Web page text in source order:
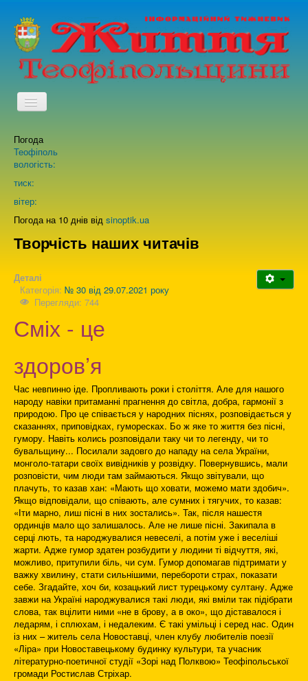
TPL_PROTOSTAR_TOGGLE_MENU
Про нас
Погода
Теофіполь
вологість:
тиск:
вітер:
Погода на 10 днів від sinoptik.ua
Творчість наших читачів
Деталі
Категорія: № 30 від 29.07.2021 року
Перегляди: 744
Сміх - це
здоров’я
Час невпинно іде. Пропливають роки і століття. Але для нашого
народу навіки притаманні прагнення до світла, добра, гармонії з
природою. Про це співається у народних піснях, розповідається у
сказаннях, приповідках, гуморесках. Бо ж яке то життя без пісні,
гумору. Навіть колись розповідали таку чи то легенду, чи то
бувальщину... Посилали задовго до нападу на села України,
монголо-татари своїх вивідників у розвідку. Повернувшись, мали
розповісти, чим люди там займаються. Якщо звітували, що
плачуть, то казав хан: «Мають що ховати, можемо мати здобич».
Якщо відповідали, що співають, але сумних і тягучих, то казав:
«Іти марно, лиш пісні в них зостались». Так, після нашестя
ординців мало що залишалось. Але не лише пісні. Закипала в
серці лють, та народжувалися невеселі, а потім уже і веселіші
жарти. Адже гумор здатен розбудити у людини ті відчуття, які,
можливо, притупили біль, чи сум. Гумор допомагав підтримати у
важку хвилину, стати сильнішими, перебороти страх, показати
себе. Згадайте, хоч би, козацький лист турецькому султану. Адже
завжи на Україні народжувалися такі люди, які вміли так підібрати
слова, так вцілити ними «не в брову, а в око», що діставалося і
ледарям, і сплюхам, і недалеким. Є такі умільці і серед нас. Один
із них – житель села Новоставці, член клубу любителів поезії
«Ліра» при Новоставецькому будинку культури, та учасник
літературно-поетичної студії «Зорі над Полквою» Теофіпольської
громади Ростислав Стріхар.